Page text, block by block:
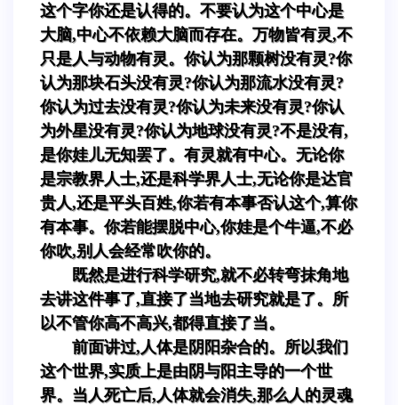
这个字你还是认得的。不要认为这个中心是
大脑,中心不依赖大脑而存在。万物皆有灵,不
只是人与动物有灵。你认为那颗树没有灵?你
认为那块石头没有灵?你认为那流水没有灵?
你认为过去没有灵?你认为未来没有灵?你认
为外星没有灵?你认为地球没有灵?不是没有,
是你娃儿无知罢了。有灵就有中心。无论你
是宗教界人士,还是科学界人士,无论你是达官
贵人,还是平头百姓,你若有本事否认这个,算你
有本事。你若能摆脱中心,你娃是个牛逼,不必
你吹,别人会经常吹你的。
既然是进行科学研究,就不必转弯抹角地
去讲这件事了,直接了当地去研究就是了。所
以不管你高不高兴,都得直接了当。
前面讲过,人体是阴阳杂合的。所以我们
这个世界,实质上是由阴与阳主导的一个世
界。当人死亡后,人体就会消失,那么人的灵魂